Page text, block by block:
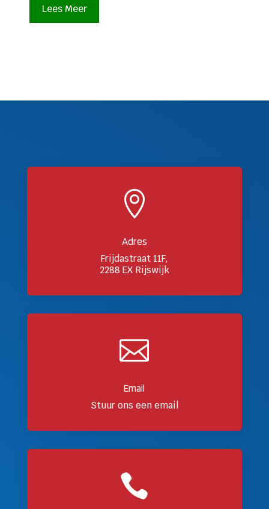
Lees Meer

Adres
Frijdastraat 11F,
2288 EX Rijswijk

Email
Stuur ons een email
